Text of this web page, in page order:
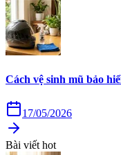
Cách vệ sinh mũ bảo
17/05/2026
Bài viết hot